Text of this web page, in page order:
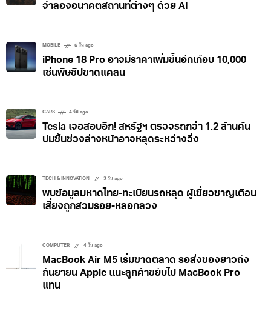
จำลองอนาคตสถานที่ต่างๆ ด้วย AI
MOBILE 6 วัน ago
iPhone 18 Pro อาจมีราคาเพิ่มขึ้นอีกเกือบ 10,000
เซ่นพิษชิปขาดแคลน
CARS 4 วัน ago
Tesla เจอสอบอีก! สหรัฐฯ ตรวจรถกว่า 1.2 ล้านคัน
ปมชิ้นช่วงล่างหน้าอาจหลุดระหว่างวิ่ง
TECH & INNOVATION 3 วัน ago
พบข้อมูลมหาดไทย-ทะเบียนรถหลุด ผู้เชี่ยวชาญเตือน
เสี่ยงถูกสวมรอย-หลอกลวง
COMPUTER 4 วัน ago
MacBook Air M5 เริ่มขาดตลาด รอส่งของยาวถึง
กันยายน Apple แนะลูกค้าขยับไป MacBook Pro
แทน